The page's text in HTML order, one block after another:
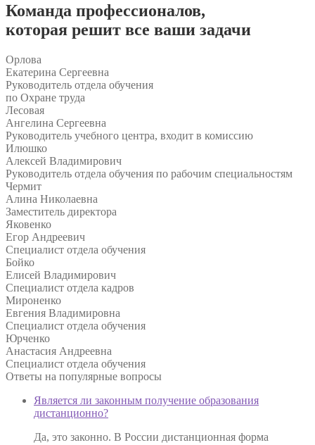
Команда профессионалов,
которая решит все ваши задачи
Орлова
Екатерина Сергеевна
Руководитель отдела обучения
по Охране труда
Лесовая
Ангелина Сергеевна
Руководитель учебного центра, входит в комиссию
Илюшко
Алексей Владимирович
Руководитель отдела обучения по рабочим специальностям
Чермит
Алина Николаевна
Заместитель директора
Яковенко
Егор Андреевич
Специалист отдела обучения
Бойко
Елисей Владимирович
Специалист отдела кадров
Мироненко
Евгения Владимировна
Специалист отдела обучения
Юрченко
Анастасия Андреевна
Специалист отдела обучения
Ответы на популярные вопросы
Является ли законным получение образования
дистанционно?
Да, это законно. В России дистанционная форма